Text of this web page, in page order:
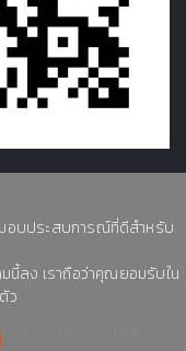
Security Policy
มอบประสบการณ์ที่ดีสำหรับ
นี้ลง เราถือว่าคุณยอมรับใน
ว